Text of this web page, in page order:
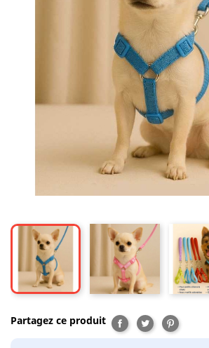
Partagez ce produit Partager
Tweet